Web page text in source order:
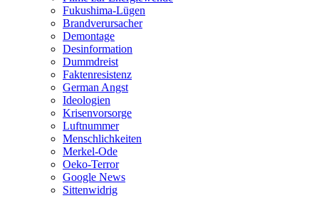
Fukushima-Lügen
Brandverursacher
Demontage
Desinformation
Dummdreist
Faktenresistenz
German Angst
Ideologien
Krisenvorsorge
Luftnummer
Menschlichkeiten
Merkel-Ode
Oeko-Terror
Google News
Sittenwidrig